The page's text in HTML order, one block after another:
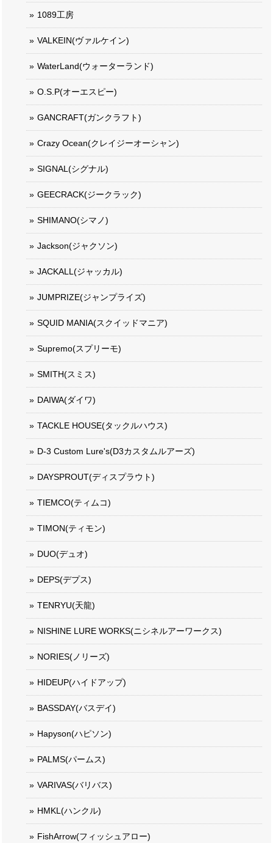
1089工房
VALKEIN(ヴァルケイン)
WaterLand(ウォーターランド)
O.S.P(オーエスピー)
GANCRAFT(ガンクラフト)
Crazy Ocean(クレイジーオーシャン)
SIGNAL(シグナル)
GEECRACK(ジークラック)
SHIMANO(シマノ)
Jackson(ジャクソン)
JACKALL(ジャッカル)
JUMPRIZE(ジャンプライズ)
SQUID MANIA(スクイッドマニア)
Supremo(スプリーモ)
SMITH(スミス)
DAIWA(ダイワ)
TACKLE HOUSE(タックルハウス)
D-3 Custom Lure's(D3カスタムルアーズ)
DAYSPROUT(ディスプラウト)
TIEMCO(ティムコ)
TIMON(ティモン)
DUO(デュオ)
DEPS(デプス)
TENRYU(天龍)
NISHINE LURE WORKS(ニシネルアーワークス)
NORIES(ノリーズ)
HIDEUP(ハイドアップ)
BASSDAY(バスデイ)
Hapyson(ハピソン)
PALMS(パームス)
VARIVAS(バリバス)
HMKL(ハンクル)
FishArrow(フィッシュアロー)